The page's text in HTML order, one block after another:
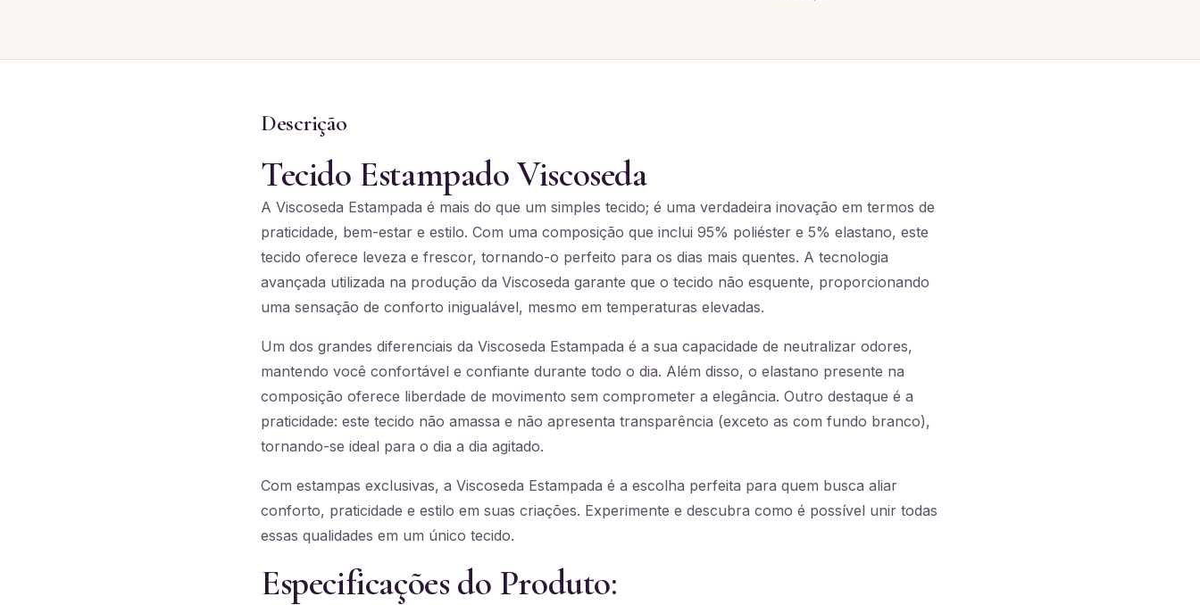
Descrição
Tecido Estampado Viscoseda
A Viscoseda Estampada é mais do que um simples tecido; é uma verdadeira inovação em termos de
praticidade, bem-estar e estilo. Com uma composição que inclui 95% poliéster e 5% elastano, este
tecido oferece leveza e frescor, tornando-o perfeito para os dias mais quentes. A tecnologia
avançada utilizada na produção da Viscoseda garante que o tecido não esquente, proporcionando
uma sensação de conforto inigualável, mesmo em temperaturas elevadas.
Um dos grandes diferenciais da Viscoseda Estampada é a sua capacidade de neutralizar odores,
mantendo você confortável e confiante durante todo o dia. Além disso, o elastano presente na
composição oferece liberdade de movimento sem comprometer a elegância. Outro destaque é a
praticidade: este tecido não amassa e não apresenta transparência (exceto as com fundo branco),
tornando-se ideal para o dia a dia agitado.
Com estampas exclusivas, a Viscoseda Estampada é a escolha perfeita para quem busca aliar
conforto, praticidade e estilo em suas criações. Experimente e descubra como é possível unir todas
essas qualidades em um único tecido.
Especificações do Produto: